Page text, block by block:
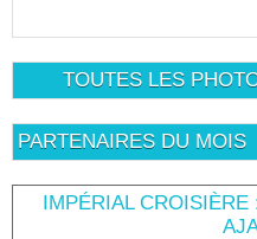
TOUTES LES
PARTENAIRES DU MOIS
IMPÉRIAL